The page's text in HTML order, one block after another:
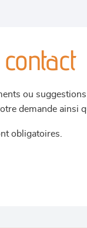
ou
demande ainsi
obligatoires.